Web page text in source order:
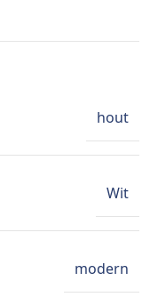
hout
Wit
modern